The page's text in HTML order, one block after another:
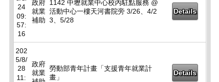
24
09:
57:
16
政府
就業
補助
1142 中壢就業中心校內駐點服務 @
活動中心一樓天河書院旁 3/26、4/2
3、5/28
Details
202
5/8/
28
11:
政府
就業
勞動部青年計畫「支援青年就業計
畫」
Details